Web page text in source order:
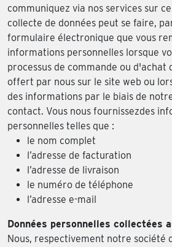
communiquez via nos services sur
collecte de données peut se faire,
formulaire électronique que vous
informations personnelles lorsque
processus de commande ou
offert par nous sur le site web ou
des informations par le biais de
contact. Vous nous fournissezdes
personnelles telles que :
le nom complet
l’adresse de facturation
l’adresse de livraison
le numéro de téléphone
l’adresse e-mail
Données personnelles collectées
Nous, respectivement notre société